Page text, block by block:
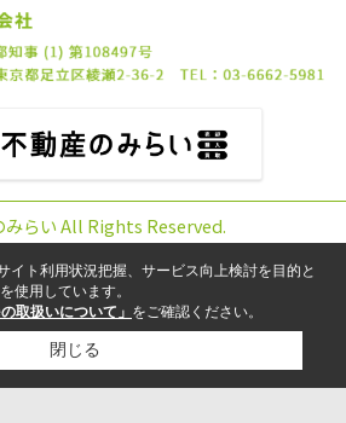
らい All Rights Reserved.
イト利用状況把握、サービス向上検討を目的と
使用しています。
取扱いについて」 をご確認ください。
閉じる